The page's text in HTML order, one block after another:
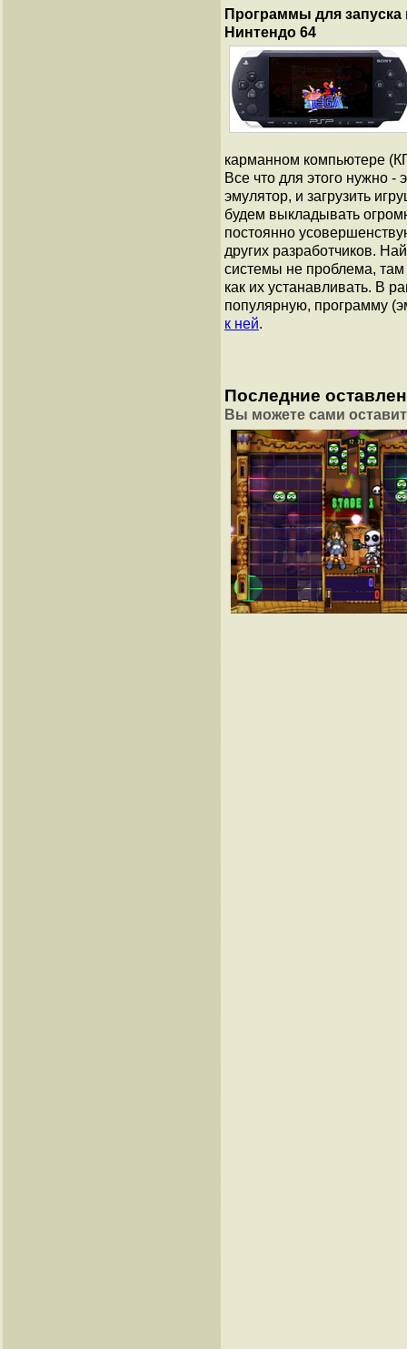
Программы для запуска
Нинтендо 64
карманном компьютере
Все что для этого нужно -
эмулятор, и загрузить
будем выкладывать
постоянно
других разработчиков.
системы не проблема,
как их устанавливать. В
популярную, программу
к ней.
Последние
Вы можете сами